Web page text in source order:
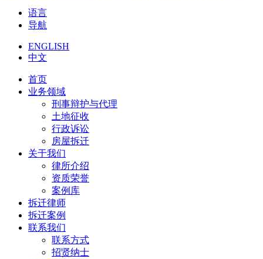
语言
导航
ENGLISH
中文
首页
业务领域
刑事辩护与代理
土地征收
行政诉讼
房屋拆迁
关于我们
律所介绍
资质荣誉
案例库
拆迁律师
拆迁案例
联系我们
联系方式
招贤纳士